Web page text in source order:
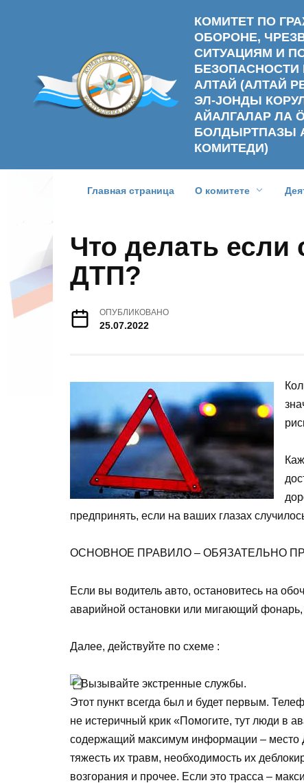
КОМИТЕТ ПО
ОБОРОНЕ,
СИТУАЦИЯМ И
БЕЗОПАСНОСТИ
АЛТАЙ (АЛТАЙ
ЭЛ-ЈОНДЫ
АЙАЛГАЛАР ЛА
БОЛДЫРТПАЗЫ
КОМИТЕДИ)
Главная страница О комитете
Что делать если
ДТП?
ОПУБЛИКОВАНО
25.07.2022
предпринять, если на ваших глазах
ОСНОВНОЕ ПРАВИЛО – ОБЯЗАТЕЛЬНО
Если вы водитель авто, остановитесь на
аварийной остановки или мигающий
Далее, действуйте по схеме :
Вызывайте экстренные службы.
Этот пункт всегда был и будет первым.
не истеричный крик «Помогите, тут люди в
содержащий максимум информации – место
тяжесть их травм, необходимость их
возгорания и прочее. Если это трасса –